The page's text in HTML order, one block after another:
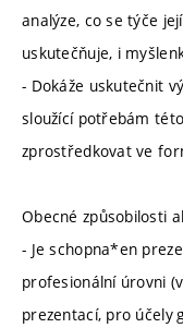
analýze, co se týče
uskutečňuje, i
- Dokáže uskutečnit
sloužící potřebám
zprostředkovat ve
Obecné způsobilosti
- Je schopna*en
profesionální úrovni
prezentací, pro účely